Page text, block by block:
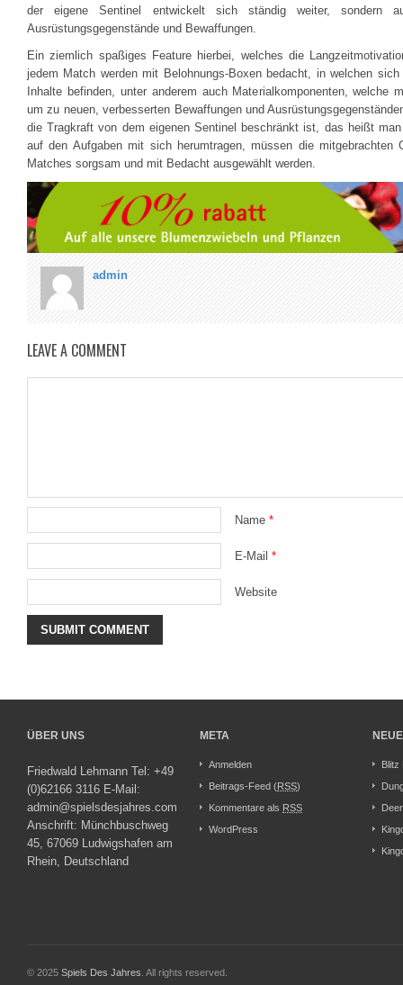
der eigene Sentinel entwickelt sich ständig weiter, sondern
Ausrüstungsgegenstände und Bewaffungen.
Ein ziemlich spaßiges Feature hierbei, welches die
jedem Match werden mit Belohnungs-Boxen bedacht, in welchen
Inhalte befinden, unter anderem auch Materialkomponenten, welche
um zu neuen, verbesserten Bewaffungen und
die Tragkraft von dem eigenen Sentinel beschränkt ist, das heißt
auf den Aufgaben mit sich herumtragen, müssen die mitgebrachten
Matches sorgsam und mit Bedacht ausgewählt werden.
admin
LEAVE A COMMENT
Name *
E-Mail *
Website
ÜBER UNS
Friedwald Lehmann Tel: +49
(0)62166 3116 E-Mail:
admin@spielsdesjahres.com
Anschrift: Münchbuschweg
45, 67069 Ludwigshafen am
Rhein, Deutschland
META
Anmelden
Beitrags-Feed (RSS)
Kommentare als RSS
WordPress
Blitz
© 2025 Spiels Des Jahres . All rights reserved.